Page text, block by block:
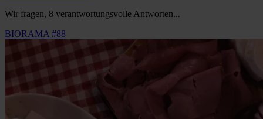
Wir fragen, 8 verantwortungsvolle Antworten...
BIORAMA #88